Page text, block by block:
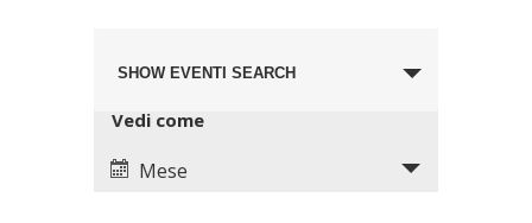
and
Views
SHOW EVENTI SEARCH
Views
Vedi come
Mese